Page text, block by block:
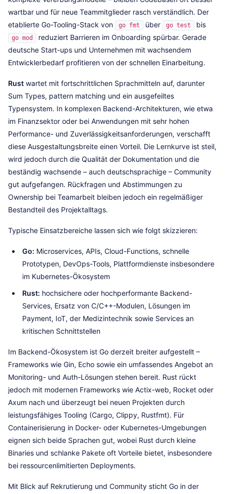
wartbar und für neue Teammitglieder rasch verständlich. Der
etablierte Go-Tooling-Stack von
go fmt über go test bis
go mod
reduziert Barrieren im Onboarding spürbar. Gerade
deutsche Start-ups und Unternehmen mit wachsendem
Entwicklerbedarf profitieren von der schnellen Einarbeitung.
Rust wartet mit fortschrittlichen Sprachmitteln auf, darunter
Sum Types, pattern matching und ein ausgefeiltes
Typensystem. In komplexen Backend-Architekturen, wie etwa
im Finanzsektor oder bei Anwendungen mit sehr hohen
Performance- und Zuverlässigkeitsanforderungen, verschafft
diese Ausgestaltungsbreite einen Vorteil. Die Lernkurve ist steil,
wird jedoch durch die Qualität der Dokumentation und die
beständig wachsende – auch deutschsprachige – Community
gut aufgefangen. Rückfragen und Abstimmungen zu
Ownership bei Teamarbeit bleiben jedoch ein regelmäßiger
Bestandteil des Projektalltags.
Typische Einsatzbereiche lassen sich wie folgt skizzieren:
Go: Microservices, APIs, Cloud-Functions, schnelle
Prototypen, DevOps-Tools, Plattformdienste insbesondere
im Kubernetes-Ökosystem
Rust: hochsichere oder hochperformante Backend-
Services, Ersatz von C/C++-Modulen, Lösungen im
Payment, IoT, der Medizintechnik sowie Services an
kritischen Schnittstellen
Im Backend-Ökosystem ist Go derzeit breiter aufgestellt –
Frameworks wie Gin, Echo sowie ein umfassendes Angebot an
Monitoring- und Auth-Lösungen stehen bereit. Rust rückt
jedoch mit modernen Frameworks wie Actix-web, Rocket oder
Axum nach und überzeugt bei neuen Projekten durch
leistungsfähiges Tooling (Cargo, Clippy, Rustfmt). Für
Containerisierung in Docker- oder Kubernetes-Umgebungen
eignen sich beide Sprachen gut, wobei Rust durch kleine
Binaries und schlanke Pakete oft Vorteile bietet, insbesondere
bei ressourcenlimitierten Deployments.
Mit Blick auf Rekrutierung und Community sticht Go in der